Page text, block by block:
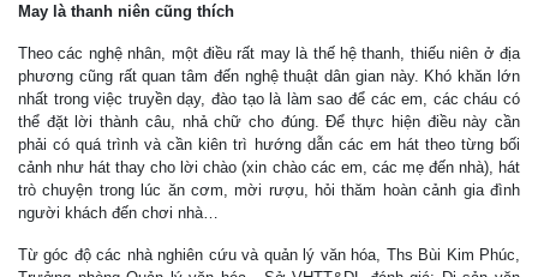
May là thanh niên cũng thích
Theo các nghệ nhân, một điều rất may là thế hệ thanh, thiếu niên ở địa
phương cũng rất quan tâm đến nghệ thuật dân gian này. Khó khăn lớn
nhất trong việc truyền dạy, đào tạo là làm sao để các em, các cháu có
thể đặt lời thành câu, nhả chữ cho đúng. Để thực hiện điều này cần
phải có quá trình và cần kiên trì hướng dẫn các em hát theo từng bối
cảnh như hát thay cho lời chào (xin chào các em, các mẹ đến nhà), hát
trò chuyện trong lúc ăn cơm, mời rượu, hỏi thăm hoàn cảnh gia đình
người khách đến chơi nhà…
Từ góc độ các nhà nghiên cứu và quản lý văn hóa, Ths Bùi Kim Phúc,